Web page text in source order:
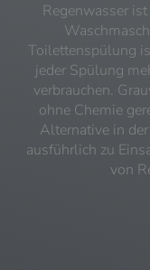
Regenwasser
Toilettenspülung
jeder Spülung
verbrauchen.
ohne Chemie
Alternative in
ausführlich zu
von